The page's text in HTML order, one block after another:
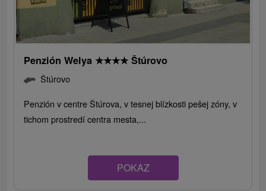
Penzión Welya ★★★★ Štúrovo
Štúrovo
Penzión v centre Štúrova, v tesnej blízkosti pešej zóny, v
tichom prostredí centra mesta,...
POKAZ